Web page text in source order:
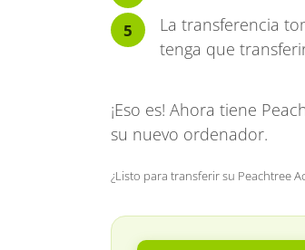
La transferencia
tenga que
¡Eso es! Ahora tiene
su nuevo ordenador.
¿Listo para transferir su Peachtree